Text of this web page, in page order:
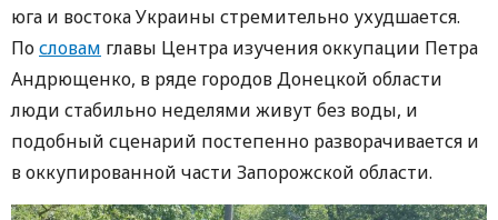
юга и востока Украины стремительно ухудшается.
Пословам главы Центра изучения оккупации Петра
Андрющенко, в ряде городов Донецкой области
люди стабильно неделями живут без воды, и
подобный сценарий постепенно разворачивается и
в оккупированной части Запорожской области.